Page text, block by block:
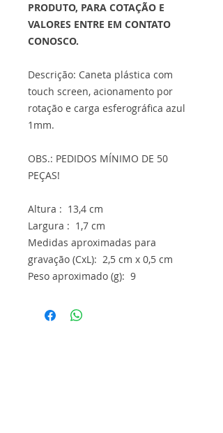
PRODUTO, PARA COTAÇÃO E
VALORES ENTRE EM CONTATO
CONOSCO.
Descrição: Caneta plástica com
touch screen, acionamento por
rotação e carga esferográfica azul
1mm.
OBS.: PEDIDOS MÍNIMO DE 50
PEÇAS!
Altura : 13,4 cm
Largura : 1,7 cm
Medidas aproximadas para
gravação (CxL): 2,5 cm x 0,5 cm
Peso aproximado (g): 9